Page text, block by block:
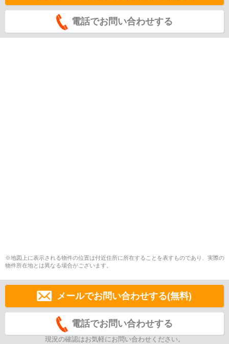
電話でお問い合わせする
※地図上に表示される物件の位置は付近住所に所在することを表すものであり、実際の
物件所在地とは異なる場合がございます。
メールでお問い合わせする(無料)
電話でお問い合わせする
現況の確認はお気軽にお問い合わせください。